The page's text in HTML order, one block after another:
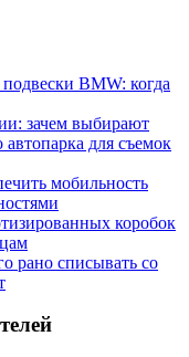
BMW: когда
зачем выбирают
для съемок
мобильность
коробок
рано списывать со